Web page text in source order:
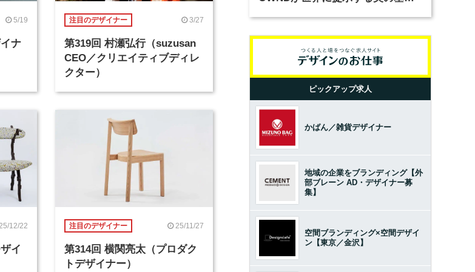
5/19
ナ
注目のデザイナー 3/27
第319回 村瀬弘行（suzusan
CEO／クリエイティブディレ
クター）
25/12/22
イ
注目のデザイナー 25/11/27
第314回 横関亮太（プロダク
トデザイナー）
ピックアップ求人
かばん／雑貨デザイナー
地域の企業をブランディング【外
部ブレーン AD・デザイナー募
集】
空間ブランディング×空間デザイ
ン【東京／金沢】